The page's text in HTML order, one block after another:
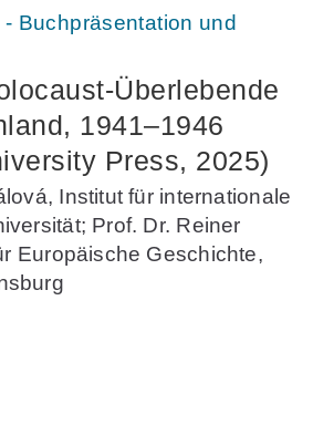
Buchpräsentation und
Überlebende
1941–1946
Press, 2025)
Institut für internationale
Prof. Dr. Reiner
Europäische Geschichte,